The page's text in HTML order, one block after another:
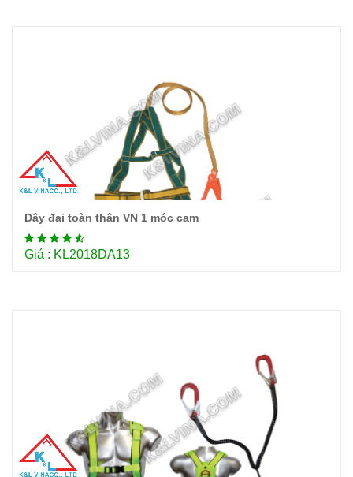
Chi tiết
Dây đai toàn thân VN 1 móc cam
Giá : KL2018DA13